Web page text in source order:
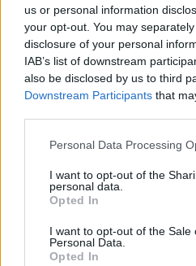
us or personal information
your opt-out. You may
disclosure of your personal
IAB’s list of downstream
also be disclosed by us to third
Downstream Participants that
Personal Data Processing
I want to opt-out of the
personal data.
Opted In
I want to opt-out of the Sale
Personal Data.
Opted In
ανήλικη και μπλόκαρα το
από άλλο τηλέφωνο και
Ερχόταν μόνη της στα
17. Τον Ηλία Μίχο δεν τον
έρχεται με άλλο πρόσωπο»
Σοφιανίδης, σύμφωνα με
iefimerida.
Να σημειωθεί πως τόσο ο
Μίχος διόρισαν αρχικά τον
την σύζυγο του στις 4
οι δύο κατηγορούμενοι